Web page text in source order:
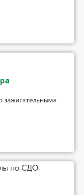
зажигательным»